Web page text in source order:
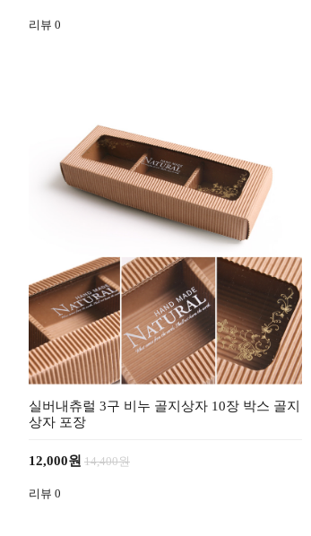
리뷰 0
실버내츄럴 3구 비누 골지상자 10장 박스 골지
상자 포장
12,000원 14,400원
리뷰 0